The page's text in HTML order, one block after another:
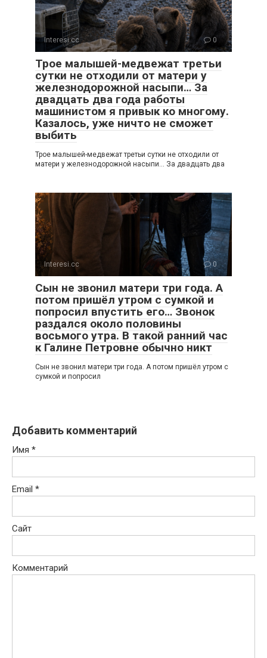
Interesi.cc 0
Трое малышей-медвежат третьи
сутки не отходили от матери у
железнодорожной насыпи… За
двадцать два года работы
машинистом я привык ко многому.
Казалось, уже ничто не сможет
выбить
Трое малышей-медвежат третьи сутки не отходили от
матери у железнодорожной насыпи… За двадцать два
Interesi.cc 0
Сын не звонил матери три года. А
потом пришёл утром с сумкой и
попросил впустить его… Звонок
раздался около половины
восьмого утра. В такой ранний час
к Галине Петровне обычно никт
Сын не звонил матери три года. А потом пришёл утром с
сумкой и попросил
Добавить комментарий
Имя *
Email *
Сайт
Комментарий